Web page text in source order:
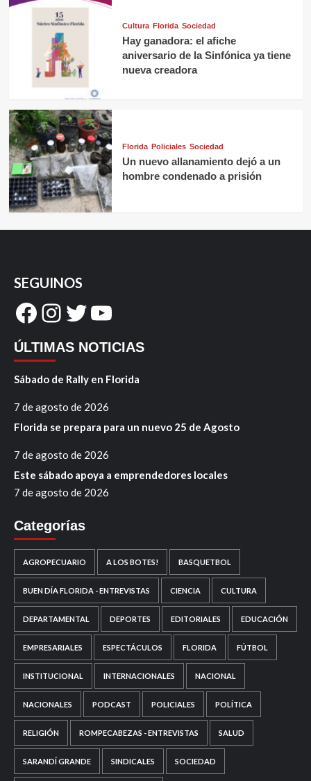
Cultura Florida Sociedad
Hay ganadora: el afiche
aniversario de la Sinfónica ya tiene
nueva creadora
Florida Policiales Sociedad
Un nuevo allanamiento dejó a un
hombre condenado a prisión
SEGUINOS
Facebook
Instagram
Twitter
YouTube
ÚLTIMAS NOTICIAS
Sábado de Rally en Florida
7 de agosto de 2026
Florida se prepara para un nuevo 25 de Agosto
7 de agosto de 2026
Este sábado apoya a emprendedores locales
7 de agosto de 2026
Categorías
AGROPECUARIO A LOS BOTES! BASQUETBOL
BUEN DÍA FLORIDA - ENTREVISTAS CIENCIA CULTURA
DEPARTAMENTAL DEPORTES EDITORIALES EDUCACIÓN
EMPRESARIALES ESPECTÁCULOS FLORIDA FÚTBOL
INSTITUCIONAL INTERNACIONALES NACIONAL
NACIONALES PODCAST POLICIALES POLÍTICA
RELIGIÓN ROMPECABEZAS - ENTREVISTAS SALUD
SARANDÍ GRANDE SINDICALES SOCIEDAD